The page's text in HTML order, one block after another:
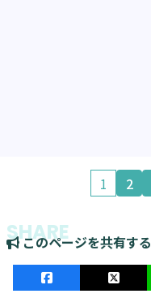
1 2
このページを共有する